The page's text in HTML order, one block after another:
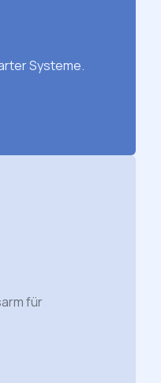
Systeme.
für